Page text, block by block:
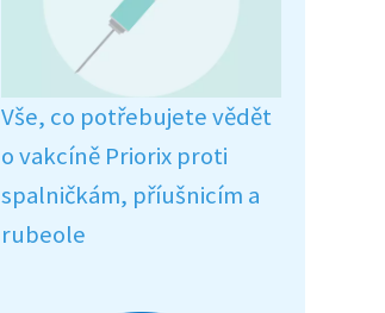
Vše, co potřebujete vědět
o vakcíně Priorix proti
spalničkám, příušnicím a
rubeole